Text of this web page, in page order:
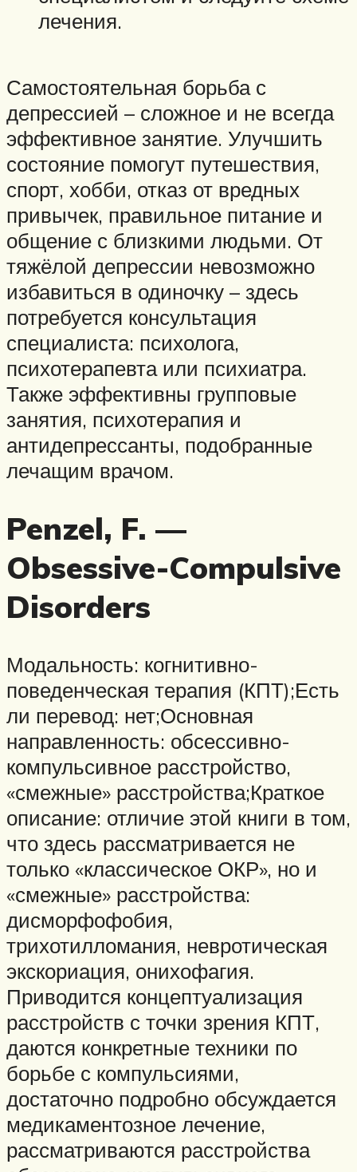
лечения.
Самостоятельная борьба с
депрессией – сложное и не всегда
эффективное занятие. Улучшить
состояние помогут путешествия,
спорт, хобби, отказ от вредных
привычек, правильное питание и
общение с близкими людьми. От
тяжёлой депрессии невозможно
избавиться в одиночку – здесь
потребуется консультация
специалиста: психолога,
психотерапевта или психиатра.
Также эффективны групповые
занятия, психотерапия и
антидепрессанты, подобранные
лечащим врачом.
Penzel, F. —
Obsessive-Compulsive
Disorders
Модальность: когнитивно-
поведенческая терапия (КПТ);Есть
ли перевод: нет;Основная
направленность: обсессивно-
компульсивное расстройство,
«смежные» расстройства;Краткое
описание: отличие этой книги в том,
что здесь рассматривается не
только «классическое ОКР», но и
«смежные» расстройства:
дисморфофобия,
трихотилломания, невротическая
экскориация, онихофагия.
Приводится концептуализация
расстройств с точки зрения КПТ,
даются конкретные техники по
борьбе с компульсиями,
достаточно подробно обсуждается
медикаментозное лечение,
рассматриваются расстройства